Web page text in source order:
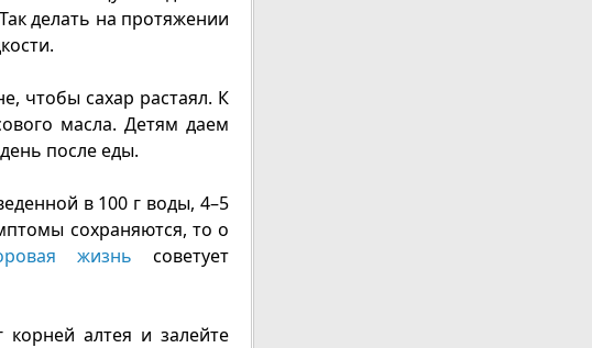
делать на протяжении
чтобы сахар растаял. К
масла. Детям даем
после еды.
в 100 г воды, 4–5
сохраняются, то о
жизнь советует
корней алтея и залейте